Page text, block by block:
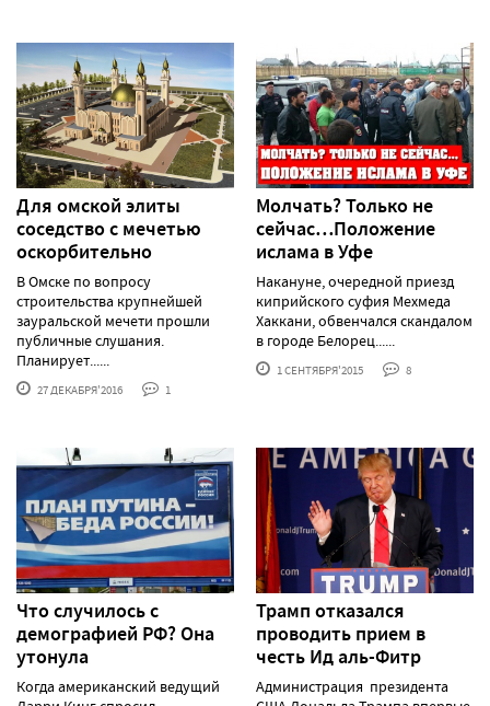
Для омской элиты
соседство с мечетью
оскорбительно
В Омске по вопросу
строительства крупнейшей
зауральской мечети прошли
публичные слушания.
Планирует......
27 ДЕКАБРЯ'2016 1
Молчать? Только не
сейчас…Положение
ислама в Уфе
Накануне, очередной приезд
киприйского суфия Мехмеда
Хаккани, обвенчался скандалом
в городе Белорец......
1 СЕНТЯБРЯ'2015 8
Что случилось с
демографией РФ? Она
утонула
Когда американский ведущий
Трамп отказался
проводить прием в
честь Ид аль-Фитр
Администрация президента